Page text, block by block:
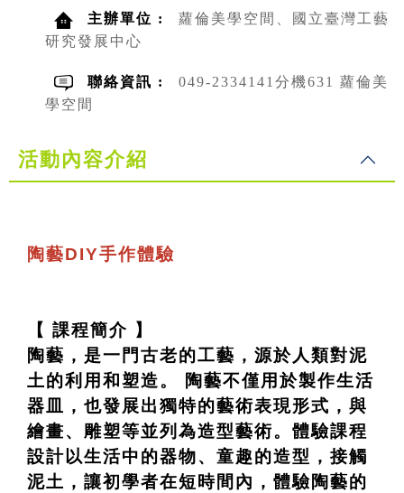
主辦單位 :
蘿倫美學空間、國立臺灣工藝
研究發展中心
聯絡資訊 :
049-2334141分機631 蘿倫美
學空間
活動內容介紹
陶藝DIY手作體驗
【 課程簡介 】
陶藝，是一門古老的工藝，源於人類對泥
土的利用和塑造。 陶藝不僅用於製作生活
器皿，也發展出獨特的藝術表現形式，與
繪畫、雕塑等並列為造型藝術。體驗課程
設計以生活中的器物、童趣的造型，接觸
泥土，讓初學者在短時間內，體驗陶藝的